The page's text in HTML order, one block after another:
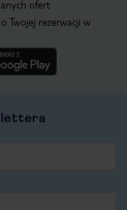
ofert
Twojej rezerwacji w